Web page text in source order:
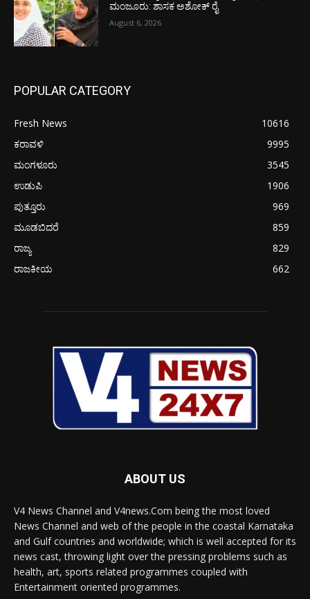
ಮಂಜೂರು: ಶಾಸಕ ಅಶೋಕ್ ರೈ
August 6, 2026
POPULAR CATEGORY
Fresh News
10616
ಕರಾವಳಿ
9995
ಮಂಗಳೂರು
3545
ಉಡುಪಿ
1906
ಪುತ್ತೂರು
969
ಮೂಡಬಿದರೆ
859
ರಾಜ್ಯ
829
ರಾಜಕೀಯ
662
ABOUT US
V4 News Channel and V4news.Com being the most loved
News Channel and web of the people in the coastal Karnataka
and Gulf countries and worldwide; which is well accepted for its
news cast, throwing light over the pressing problems such as
health, art, sports related programmes coupled with
Entertainment oriented programmes.